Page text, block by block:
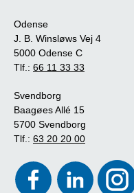
Odense
J. B. Winsløws Vej 4
5000 Odense C
Tlf.: 66 11 33 33
Svendborg
Baagøes Allé 15
5700 Svendborg
Tlf.: 63 20 20 00